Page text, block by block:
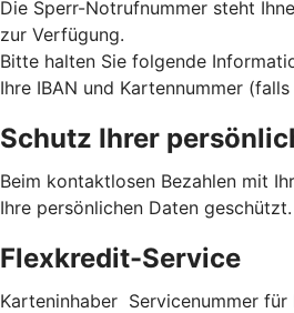
Die Sperr-Notrufnummer steht
zur Verfügung.
Bitte halten Sie folgende
Ihre IBAN und Kartennummer
Schutz Ihrer
Beim kontaktlosen Bezahlen mit
Ihre persönlichen Daten geschützt.
Flexkredit-Service
Karteninhaber Servicenummer für